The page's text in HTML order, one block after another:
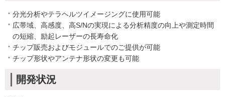
分光分析やテラヘルツイメージングに使用可能
広帯域、高感度、高S/Nの実現による分析精度の向上や測定時間
の短縮、励起レーザーの長寿命化
チップ販売およびモジュールでのご提供が可能
チップ形状やアンテナ形状の変更も可能
開発状況